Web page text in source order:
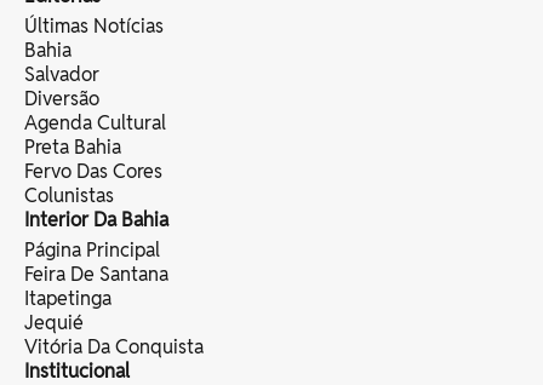
Últimas Notícias
Bahia
Salvador
Diversão
Agenda Cultural
Preta Bahia
Fervo Das Cores
Colunistas
Interior Da Bahia
Página Principal
Feira De Santana
Itapetinga
Jequié
Vitória Da Conquista
Institucional